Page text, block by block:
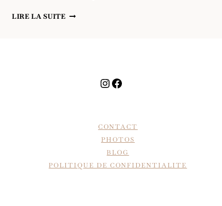
LIRE LA SUITEUN
Instagram
Facebook
CONTACT
PHOTOS
BLOG
POLITIQUE DE CONFIDENTIALITE